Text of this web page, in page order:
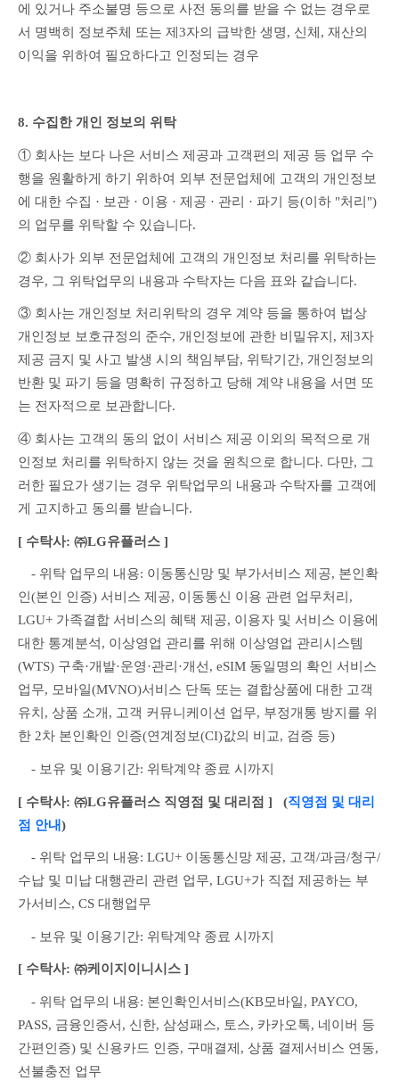
에 있거나 주소불명 등으로 사전 동의를 받을 수 없는 경우로
서 명백히 정보주체 또는 제3자의 급박한 생명, 신체, 재산의
이익을 위하여 필요하다고 인정되는 경우
8. 수집한 개인 정보의 위탁
① 회사는 보다 나은 서비스 제공과 고객편의 제공 등 업무 수
행을 원활하게 하기 위하여 외부 전문업체에 고객의 개인정보
에 대한 수집 · 보관 · 이용 · 제공 · 관리 · 파기 등(이하 "처리")
의 업무를 위탁할 수 있습니다.
② 회사가 외부 전문업체에 고객의 개인정보 처리를 위탁하는
경우, 그 위탁업무의 내용과 수탁자는 다음 표와 같습니다.
③ 회사는 개인정보 처리위탁의 경우 계약 등을 통하여 법상
개인정보 보호규정의 준수, 개인정보에 관한 비밀유지, 제3자
제공 금지 및 사고 발생 시의 책임부담, 위탁기간, 개인정보의
반환 및 파기 등을 명확히 규정하고 당해 계약 내용을 서면 또
는 전자적으로 보관합니다.
④ 회사는 고객의 동의 없이 서비스 제공 이외의 목적으로 개
인정보 처리를 위탁하지 않는 것을 원칙으로 합니다. 다만, 그
러한 필요가 생기는 경우 위탁업무의 내용과 수탁자를 고객에
게 고지하고 동의를 받습니다.
[ 수탁사: ㈜LG유플러스 ]
- 위탁 업무의 내용: 이동통신망 및 부가서비스 제공, 본인확
인(본인 인증) 서비스 제공, 이동통신 이용 관련 업무처리,
LGU+ 가족결합 서비스의 혜택 제공, 이용자 및 서비스 이용에
대한 통계분석, 이상영업 관리를 위해 이상영업 관리시스템
(WTS) 구축·개발·운영·관리·개선, eSIM 동일명의 확인 서비스
업무, 모바일(MVNO)서비스 단독 또는 결합상품에 대한 고객
유치, 상품 소개, 고객 커뮤니케이션 업무, 부정개통 방지를 위
한 2차 본인확인 인증(연계정보(CI)값의 비교, 검증 등)
- 보유 및 이용기간: 위탁계약 종료 시까지
[ 수탁사: ㈜LG유플러스 직영점 및 대리점 ]
   (
직영점 및 대리
점 안내)
- 위탁 업무의 내용: LGU+ 이동통신망 제공, 고객/과금/청구/
수납 및 미납 대행관리 관련 업무, LGU+가 직접 제공하는 부
가서비스, CS 대행업무
- 보유 및 이용기간: 위탁계약 종료 시까지
[ 수탁사: ㈜케이지이니시스 ]
- 위탁 업무의 내용: 본인확인서비스(KB모바일, PAYCO,
PASS, 금융인증서, 신한, 삼성패스, 토스, 카카오톡, 네이버 등
간편인증) 및 신용카드 인증, 구매결제, 상품 결제서비스 연동,
선불충전 업무